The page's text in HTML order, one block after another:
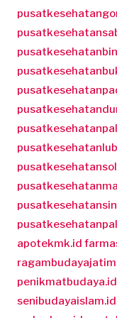
apotekmk.id
penikmatbudaya.id
senibudayaislam.id